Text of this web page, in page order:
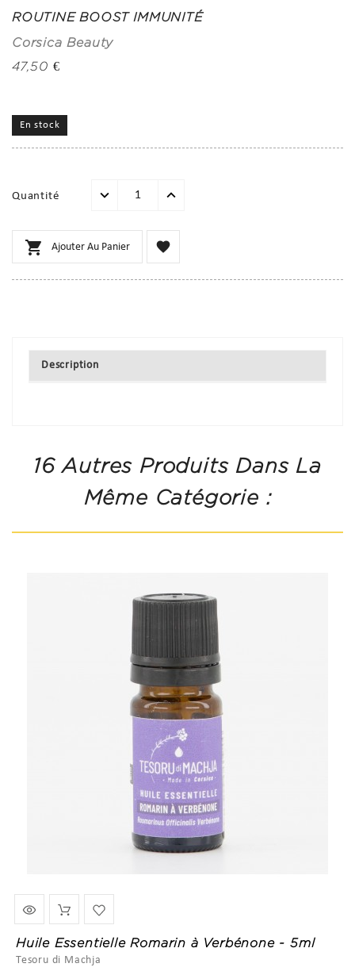
ROUTINE BOOST IMMUNITÉ
Corsica Beauty
47,50 €
En stock
Quantité
 Ajouter Au Panier 
Description
16 Autres Produits Dans La
Même Catégorie :
Huile Essentielle Romarin à Verbénone - 5ml
Tesoru di Machja